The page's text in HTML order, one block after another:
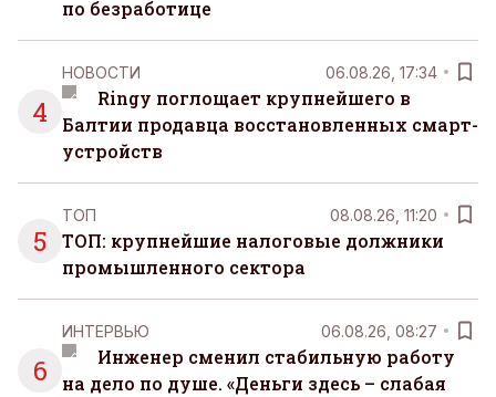
по безработице
4
НОВОСТИ 06.08.26, 17:34
Ringy поглощает крупнейшего в
Балтии продавца восстановленных смарт-
устройств
5
ТОП 08.08.26, 11:20
ТОП: крупнейшие налоговые должники
промышленного сектора
6
ИНТЕРВЬЮ 06.08.26, 08:27
Инженер сменил стабильную работу
на дело по душе. «Деньги здесь – слабая